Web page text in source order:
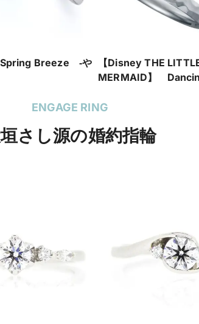
Spring Breeze ‐や
【Disney THE
MERMAID】
ENGAGE RING
さし源の婚約指輪